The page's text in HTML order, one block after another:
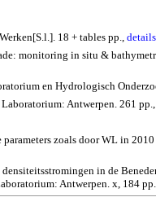
18 + tables pp., details
monitoring in situ &
en Hydrologisch
Antwerpen. 261 pp.,
zoals door WL in 2010
in de
Antwerpen. x, 184 pp.,